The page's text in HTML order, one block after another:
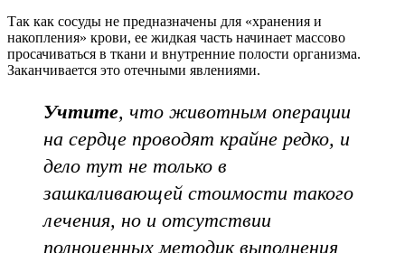
Так как сосуды не предназначены для «хранения и
накопления» крови, ее жидкая часть начинает массово
просачиваться в ткани и внутренние полости организма.
Заканчивается это отечными явлениями.
Учтите, что животным операции
на сердце проводят крайне редко, и
дело тут не только в
зашкаливающей стоимости такого
лечения, но и отсутствии
полноценных методик выполнения